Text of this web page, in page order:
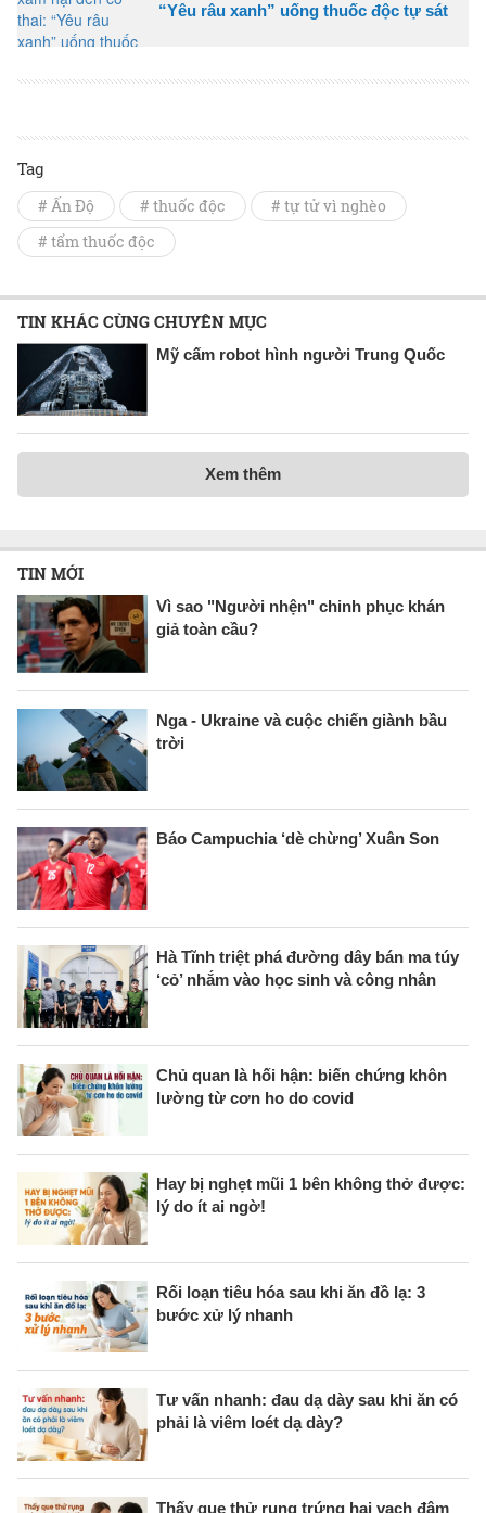
“Yêu râu xanh” uống thuốc độc tự sát
Tag
# Ấn Độ # thuốc độc
# tự tử vì nghèo
# tẩm thuốc độc
TIN KHÁC CÙNG CHUYÊN MỤC
Mỹ cấm robot hình người Trung Quốc
Xem thêm
TIN MỚI
Vì sao "Người nhện" chinh phục khán
giả toàn cầu?
Nga - Ukraine và cuộc chiến giành bầu
trời
Báo Campuchia ‘dè chừng’ Xuân Son
Hà Tĩnh triệt phá đường dây bán ma túy
‘cỏ’ nhắm vào học sinh và công nhân
Chủ quan là hối hận: biến chứng khôn
lường từ cơn ho do covid
Hay bị nghẹt mũi 1 bên không thở được:
lý do ít ai ngờ!
Rối loạn tiêu hóa sau khi ăn đồ lạ: 3
bước xử lý nhanh
Tư vấn nhanh: đau dạ dày sau khi ăn có
phải là viêm loét dạ dày?
Thấy que thử rụng trứng hai vạch đậm